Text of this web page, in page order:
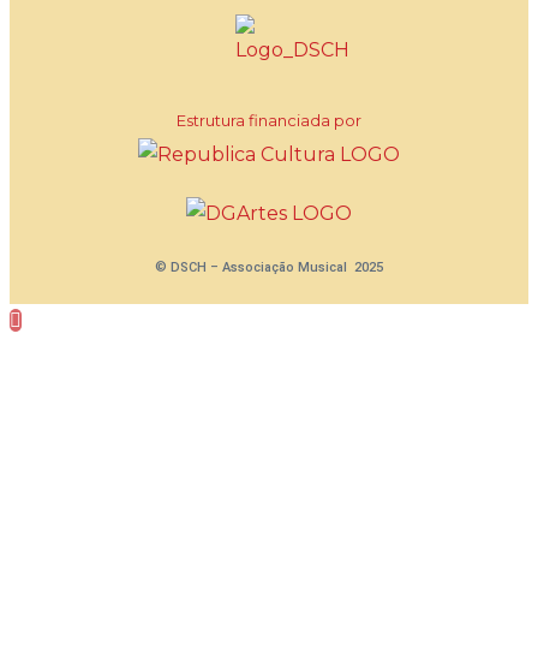
Estrutura financiada por
© DSCH – Associação Musical 2025